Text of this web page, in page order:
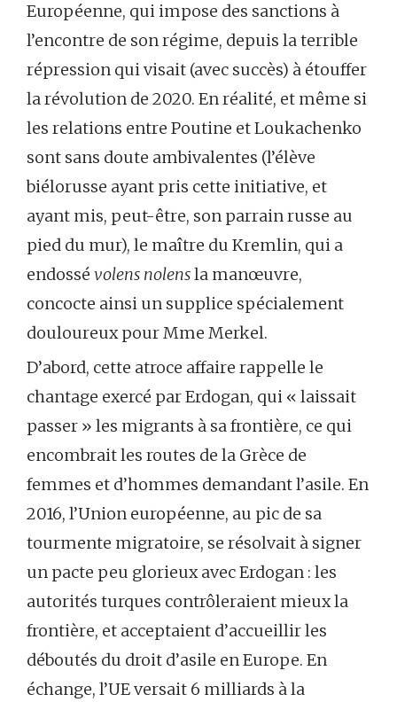
Européenne, qui impose des sanctions à
l’encontre de son régime, depuis la terrible
répression qui visait (avec succès) à étouffer
la révolution de 2020. En réalité, et même si
les relations entre Poutine et Loukachenko
sont sans doute ambivalentes (l’élève
biélorusse ayant pris cette initiative, et
ayant mis, peut-être, son parrain russe au
pied du mur), le maître du Kremlin, qui a
endossé volens nolensla manœuvre,
concocte ainsi un supplice spécialement
douloureux pour Mme Merkel.
D’abord, cette atroce affaire rappelle le
chantage exercé par Erdogan, qui « laissait
passer » les migrants à sa frontière, ce qui
encombrait les routes de la Grèce de
femmes et d’hommes demandant l’asile. En
2016, l’Union européenne, au pic de sa
tourmente migratoire, se résolvait à signer
un pacte peu glorieux avec Erdogan : les
autorités turques contrôleraient mieux la
frontière, et acceptaient d’accueillir les
déboutés du droit d’asile en Europe. En
échange, l’UE versait 6 milliards à la